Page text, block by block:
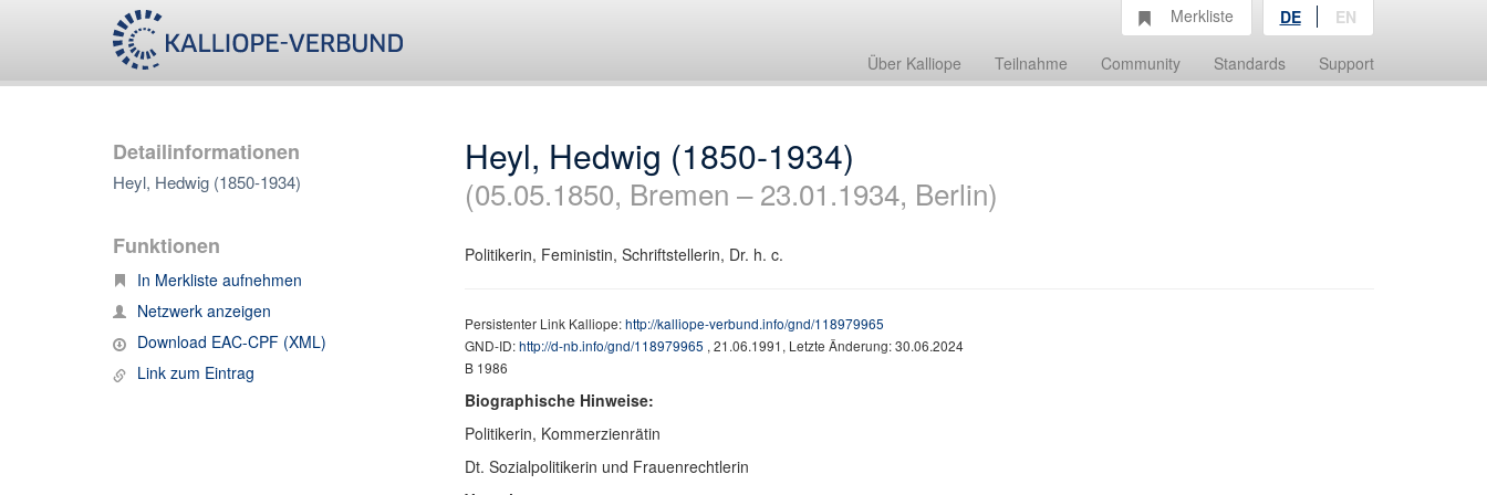
Über Kalliope Teilnahme Community Standards Support
Merkliste DE EN
Detailinformationen
Heyl, Hedwig (1850-1934)
Funktionen
In Merkliste aufnehmen
Netzwerk anzeigen
Download EAC-CPF (XML)
Link zum Eintrag
Heyl, Hedwig (1850-1934)
(05.05.1850, Bremen – 23.01.1934, Berlin)
Politikerin, Feministin, Schriftstellerin, Dr. h. c.
Persistenter Link Kalliope:http://kalliope-verbund.info/gnd/118979965
GND-ID:http://d-nb.info/gnd/118979965 , 21.06.1991, Letzte Änderung: 30.06.2024
B 1986
Biographische Hinweise:
Politikerin, Kommerzienrätin
Dt. Sozialpolitikerin und Frauenrechtlerin